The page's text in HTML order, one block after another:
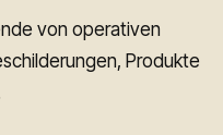
von operativen
Produkte